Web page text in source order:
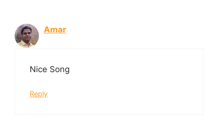
Amar
Nice Song
Reply